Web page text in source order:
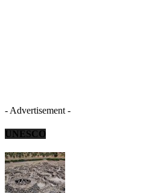
- Advertisement -
UNESCO